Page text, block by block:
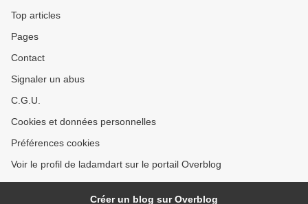
Top articles
Pages
Contact
Signaler un abus
C.G.U.
Cookies et données personnelles
Préférences cookies
Voir le profil de ladamdart sur le portail Overblog
Créer un blog sur Overblog